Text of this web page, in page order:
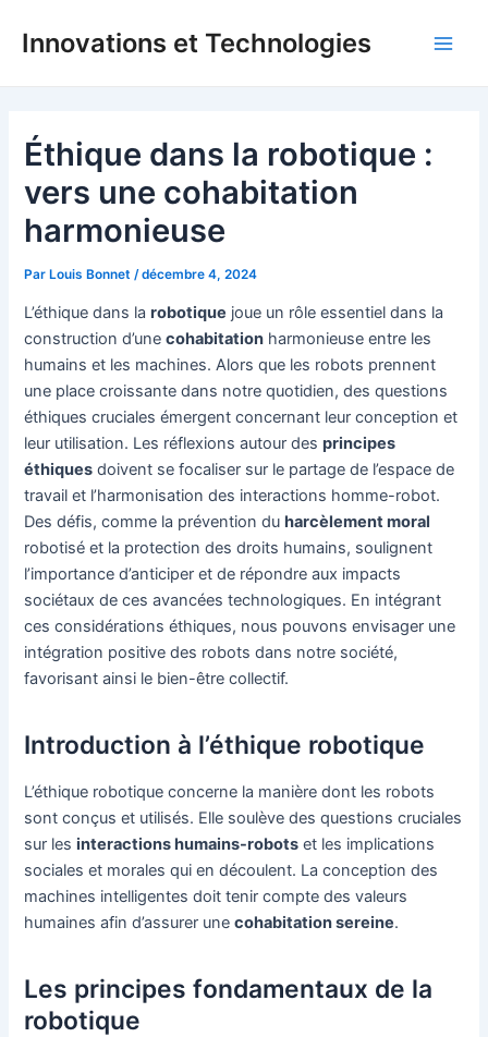
Innovations et Technologies
Éthique dans la robotique :
vers une cohabitation
harmonieuse
ParLouis Bonnet /décembre 4, 2024
L’éthique dans larobotique joue un rôle essentiel dans la
construction d’unecohabitation harmonieuse entre les
humains et les machines. Alors que les robots prennent
une place croissante dans notre quotidien, des questions
éthiques cruciales émergent concernant leur conception et
leur utilisation. Les réflexions autour desprincipes
éthiques doivent se focaliser sur le partage de l’espace de
travail et l’harmonisation des interactions homme-robot.
Des défis, comme la prévention du harcèlement moral
robotisé et la protection des droits humains, soulignent
l’importance d’anticiper et de répondre aux impacts
sociétaux de ces avancées technologiques. En intégrant
ces considérations éthiques, nous pouvons envisager une
intégration positive des robots dans notre société,
favorisant ainsi le bien-être collectif.
Introduction à l’éthique robotique
L’éthique robotique concerne la manière dont les robots
sont conçus et utilisés. Elle soulève des questions cruciales
sur lesinteractions humains-robots et les implications
sociales et morales qui en découlent. La conception des
machines intelligentes doit tenir compte des valeurs
humaines afin d’assurer unecohabitation sereine.
Les principes fondamentaux de la
robotique